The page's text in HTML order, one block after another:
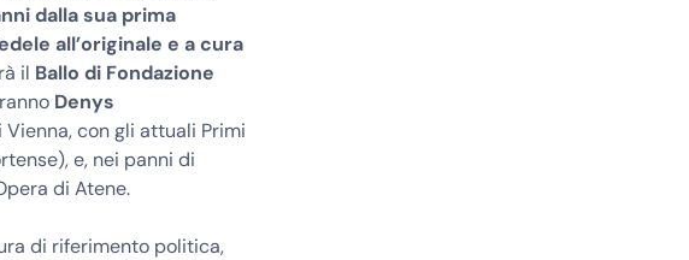
dalla sua prima
all’originale e a cura
il Ballo di Fondazione
Denys
con gli attuali Primi
e, nei panni di
di Atene.
di riferimento politica,